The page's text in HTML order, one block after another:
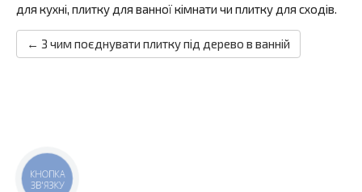
для кухні, плитку для ванної кімнати чи плитку для сходів.
← З чим поєднувати плитку під дерево в ванній
КНОПКА
ЗВ'ЯЗКУ